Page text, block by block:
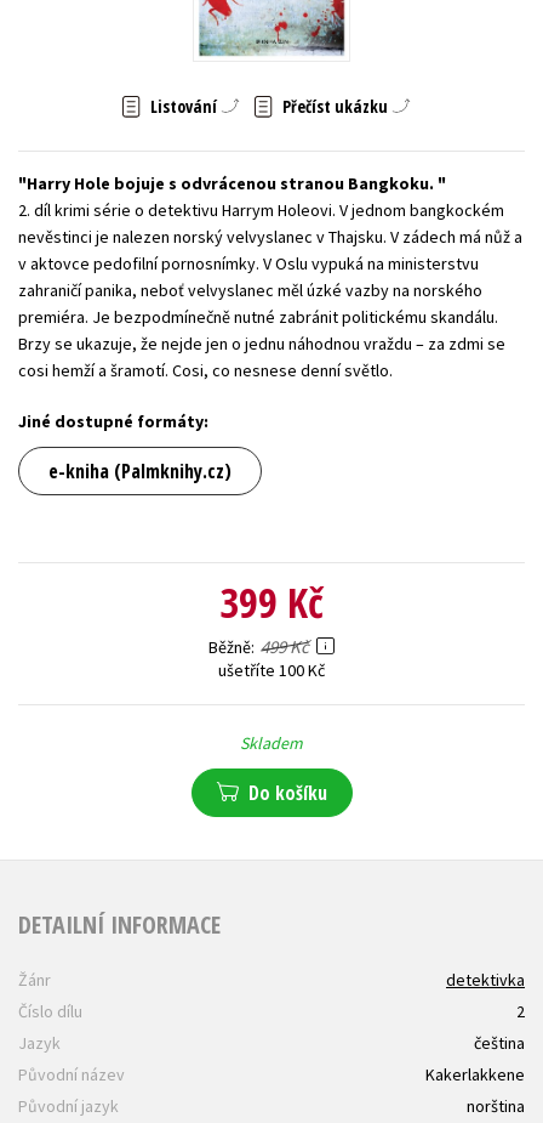
Zahraniční literatura
Listování Přečíst ukázku
Harry Hole bojuje s odvrácenou stranou Bangkoku.
2. díl krimi série o detektivu Harrym Holeovi. V jednom bangkockém
nevěstinci je nalezen norský velvyslanec v Thajsku. V zádech má nůž a
v aktovce pedofilní pornosnímky. V Oslu vypuká na ministerstvu
zahraničí panika, neboť velvyslanec měl úzké vazby na norského
premiéra. Je bezpodmínečně nutné zabránit politickému skandálu.
Brzy se ukazuje, že nejde jen o jednu náhodnou vraždu – za zdmi se
cosi hemží a šramotí. Cosi, co nesnese denní světlo.
Jiné dostupné formáty:
e-kniha (Palmknihy.cz)
399 Kč
Běžně 499 Kč
ušetříte 100 Kč
Skladem
Do košíku
DETAILNÍ INFORMACE
Žánr
detektivka
Číslo dílu
2
Jazyk
čeština
Původní název
Kakerlakkene
Původní jazyk
norština